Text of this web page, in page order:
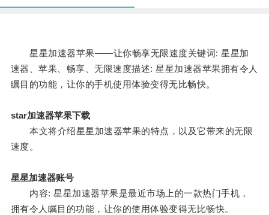
星星加速器苹果——让你畅享无限速度关键词: 星星加
速器、苹果、畅享、无限速度描述: 星星加速器苹果拥有令人
瞩目的功能，让你的手机使用体验变得无比畅快。
star加速器苹果下载
本文将介绍星星加速器苹果的特点，以及它带来的无限
速度。
星星加速器账号
内容: 星星加速器苹果是最近市场上的一款热门手机，
拥有令人瞩目的功能，让你的使用体验变得无比畅快。